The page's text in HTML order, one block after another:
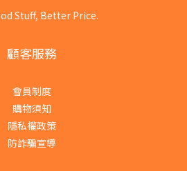
Stuff, Better Price.
顧客服務
會員制度
購物須知
隱私權政策
防詐騙宣導